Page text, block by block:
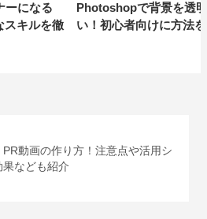
ーになる
スキルを徹
Photoshopで背景を透
い！初心者向けに方法
PR動画の作り方！注意点や活用シ
果なども紹介